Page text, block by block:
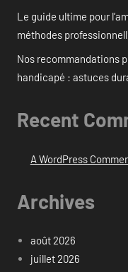
Le guide ultime pour
méthodes
Nos recommandations
handicapé : astuces
Recent
A WordPress
Archives
août 2026
juillet 2026